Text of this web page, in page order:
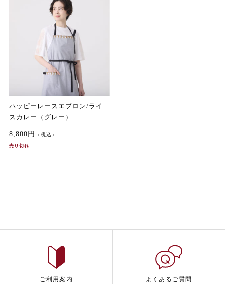
ハッピーレースエプロン/ライ
スカレー（グレー）
8,800円 （税込）
売り切れ
ご利用案内 よくあるご質問